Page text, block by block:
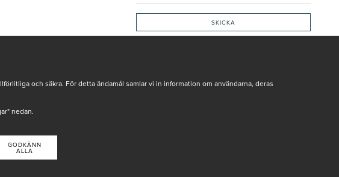
och säkra. För detta ändamål samlar vi in information om användarna, deras
nedan.
GODKÄNN
ALLA